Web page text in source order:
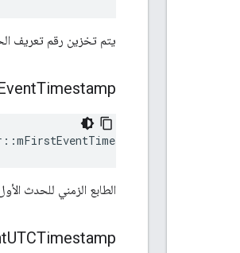
يتم تخزين رقم تعريف
Timestamp
الطابع الزمني للحدث
UTCTimestamp